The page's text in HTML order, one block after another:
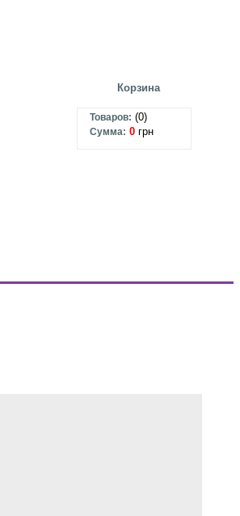
Корзина
Товаров: (0)
Сумма: 0 грн